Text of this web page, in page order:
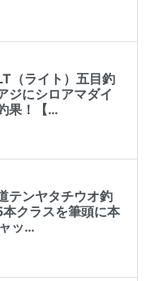
（ライト）五目釣
ジにシロアマダイ
果！【…
テンヤタチウオ釣
クラスを筆頭に本
ッ…